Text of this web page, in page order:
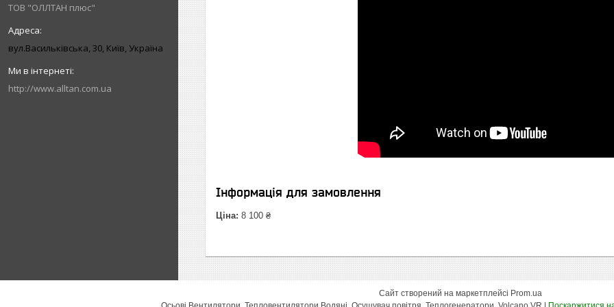
ТОВ "ОЛЛТАН плюс"
вул.Васильківська, 30, Київ, Україна
http://www.alltan.com.ua
Інформація для замовлення
Ціна: 8 100 ₴
Сайт створений на маркетплейсі Prom.ua